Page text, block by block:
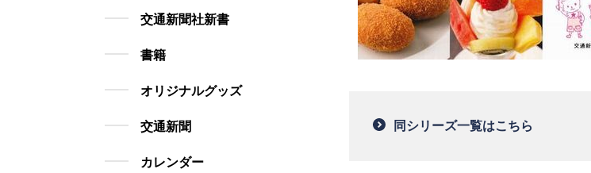
交通新聞社新書
書籍
オリジナルグッズ
交通新聞
カレンダー
同シリーズ一覧はこちら